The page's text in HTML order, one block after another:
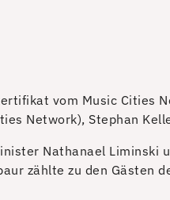
vom Music Cities
Network), Stephan
Nathanael
zählte zu den Gästen